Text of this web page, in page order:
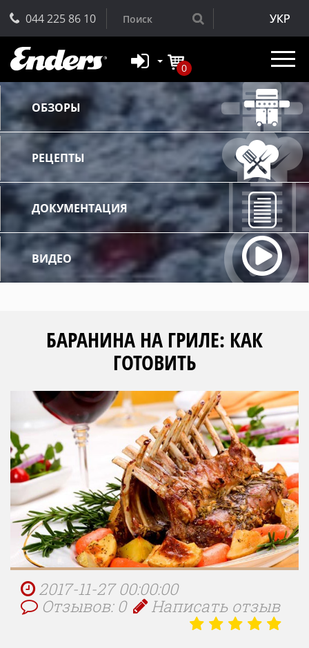
044 225 86 10 УКР
0
ОБЗОРЫ
РЕЦЕПТЫ
ДОКУМЕНТАЦИЯ
ВИДЕО
БАРАНИНА НА ГРИЛЕ: КАК
ГОТОВИТЬ
2017-11-27 00:00:00
Отзывов: 0
Написать отзыв